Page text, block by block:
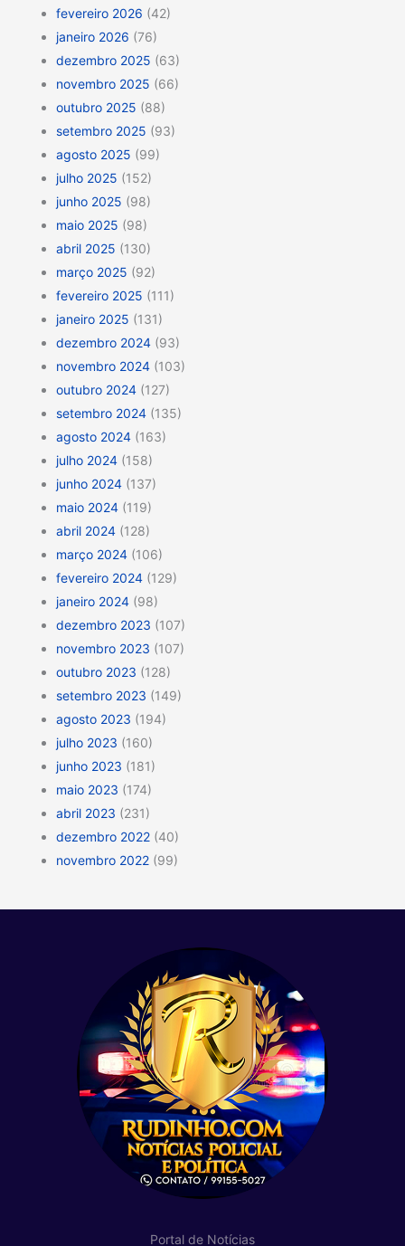
fevereiro 2026 (42)
janeiro 2026 (76)
dezembro 2025 (63)
novembro 2025 (66)
outubro 2025 (88)
setembro 2025 (93)
agosto 2025 (99)
julho 2025 (152)
junho 2025 (98)
maio 2025 (98)
abril 2025 (130)
março 2025 (92)
fevereiro 2025 (111)
janeiro 2025 (131)
dezembro 2024 (93)
novembro 2024 (103)
outubro 2024 (127)
setembro 2024 (135)
agosto 2024 (163)
julho 2024 (158)
junho 2024 (137)
maio 2024 (119)
abril 2024 (128)
março 2024 (106)
fevereiro 2024 (129)
janeiro 2024 (98)
dezembro 2023 (107)
novembro 2023 (107)
outubro 2023 (128)
setembro 2023 (149)
agosto 2023 (194)
julho 2023 (160)
junho 2023 (181)
maio 2023 (174)
abril 2023 (231)
dezembro 2022 (40)
novembro 2022 (99)
Portal de Notícias